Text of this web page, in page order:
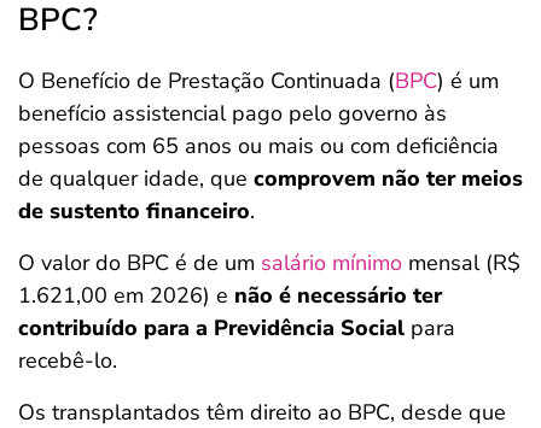
BPC?
O Benefício de Prestação Continuada (BPC) é um
benefício assistencial pago pelo governo às
pessoas com 65 anos ou mais ou com deficiência
de qualquer idade, que comprovem não ter meios
de sustento financeiro.
O valor do BPC é de um salário mínimo mensal (R$
1.621,00 em 2026) e não é necessário ter
contribuído para a Previdência Social para
recebê-lo.
Os transplantados têm direito ao BPC, desde que